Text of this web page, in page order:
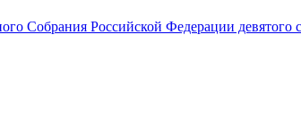
Собрания Российской Федерации девятого